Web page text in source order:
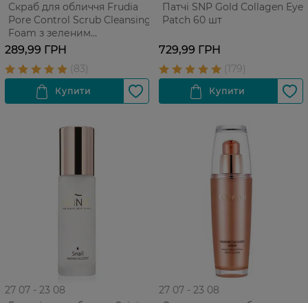
Скраб для обличчя Frudia
Pore Control Scrub Cleansing
Foam з зеленим
виноградом Для
проблемної жирної шкіри
145 г
289,99 ГРН
Патчі SNP Gold Collagen Eye
Patch 60 шт
729,99 ГРН
27 07 - 23 08
27 07 - 23 08